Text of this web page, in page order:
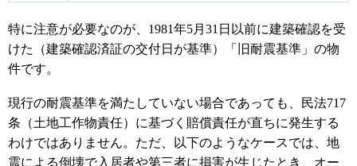
特に注意が必要なのが、1981年5月31日以前に建築確認を受
けた（建築確認済証の交付日が基準）「旧耐震基準」の物
件です。
現行の耐震基準を満たしていない場合であっても、民法717
条（土地工作物責任）に基づく賠償責任が直ちに発生する
わけではありません。ただ、以下のようなケースでは、地
震による倒壊で入居者や第三者に損害が生じたとき、オー